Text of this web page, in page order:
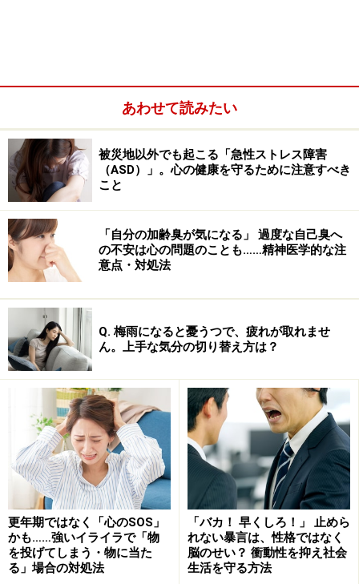
物事の手順にはどのくらい気を使います
か？
物事の手順にこだわりやすい方は少なからずいるでしょ
う。例えば、歯磨きは必ず下段の左側から始まり、次に
右側、そして上段……と決めている人がいたとします。う
っかり順序を間違えて磨きはじめた後、それに気付いた
時が問題です。
そのままいつもと違う順序で歯磨きを完了させた場合、
心が落ち着かなくなってしまうことがあります。そして
その気持ちを直したい気持ちに駆られ、仕切り直しでい
つも通りに磨き直した場合、そのこだわりは少々強迫的
だと言えるでしょう。
「強迫行為」は精神医学の用語で、何か物事を行なう
際、その手順あるいは方法に強いこだわりがあり、ある
程度気が済むまでそれを繰り返す傾向のことを言いま
す。例えば外出時、家のドアを施錠したか不安になり、
ドアのノブを何回確認しても不安を完全に拭いきれず、
その確認行為を延々と繰り返してしまう……といった事も
あわせて読みたい
被災地以外でも起こる「急性ストレス障害
（ASD）」。心の健康を守るために注意すべき
こと
「自分の加齢臭が気になる」 過度な自己臭へ
の不安は心の問題のことも……精神医学的な注
意点・対処法
Q. 梅雨になると憂うつで、疲れが取れませ
ん。上手な気分の切り替え方は？
更年期ではなく「心のSOS」
かも……強いイライラで「物
を投げてしまう・物に当た
る」場合の対処法
「バカ！ 早くしろ！」 止めら
れない暴言は、性格ではなく
脳のせい？ 衝動性を抑え社会
生活を守る方法